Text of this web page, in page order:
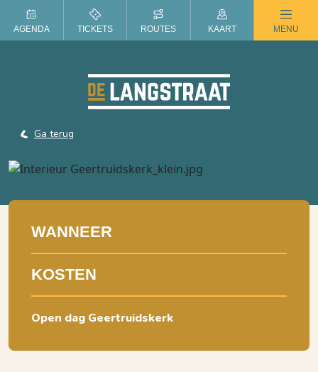
ZOMER IN DE LANGSTRAAT
Ga terug
WANNEER
KOSTEN
Open dag Geertruidskerk
AGENDA TICKETS ROUTES KAART MENU